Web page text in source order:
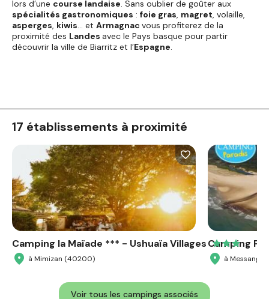
lors d’une course landaise. Sans oublier de goûter aux
spécialités gastronomiques : foie gras, magret, volaille,
asperges, kiwis… et Armagnac vous profiterez de la
proximité des Landes avec le Pays basque pour partir
découvrir la ville de Biarritz et l’Espagne.
17 établissements à proximité
Camping la Maïade *** - Ushuaïa Villages
à Mimizan (40200)
Camping
à
Voir tous les campings associés